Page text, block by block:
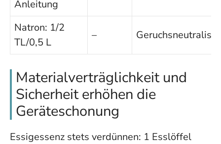
Anleitung
Natron: 1/2
TL/0,5 L
–
Materialverträglichkeit und
Sicherheit erhöhen die
Geräteschonung
Essigessenz stets verdünnen: 1 Esslöffel